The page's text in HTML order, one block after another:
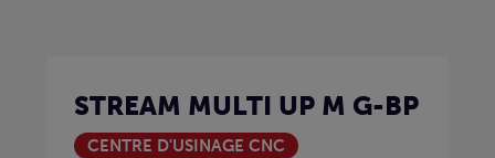
STREAM MULTI UP M G-BP
CENTRE D'USINAGE CNC